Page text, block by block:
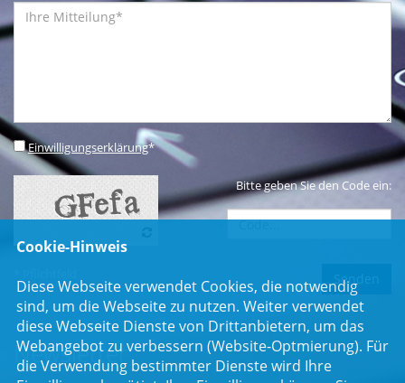
Einwilligungserklärung*
Bitte geben Sie den Code ein:
Newsletter
Cookie-Hinweis
Diese Webseite verwendet Cookies, die notwendig
sind, um die Webseite zu nutzen. Weiter verwendet
diese Webseite Dienste von Drittanbietern, um das
Webangebot zu verbessern (Website-Optmierung). Für
die Verwendung bestimmter Dienste wird Ihre